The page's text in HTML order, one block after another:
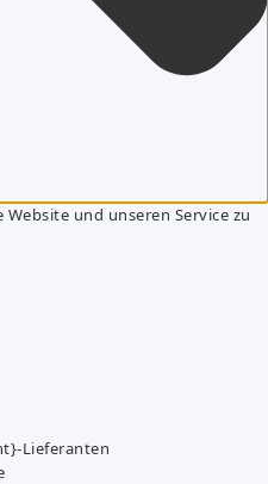
und unseren Service zu
Lieferanten